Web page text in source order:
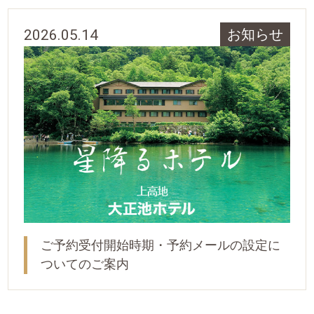
2026.05.14 お知らせ
ご予約受付開始時期・予約メールの設定に
ついてのご案内